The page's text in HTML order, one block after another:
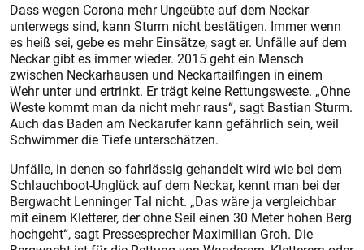
Dass wegen Corona mehr Ungeübte auf dem Neckar
unterwegs sind, kann Sturm nicht bestätigen. Immer wenn
es heiß sei, gebe es mehr Einsätze, sagt er. Unfälle auf dem
Neckar gibt es immer wieder. 2015 geht ein Mensch
zwischen Neckarhausen und Neckar­tailfin­gen in einem
Wehr unter und ertrinkt. Er trägt keine Rettungsweste. „Ohne
Weste kommt man da nicht mehr raus“, sagt Bas­tian Sturm.
Auch das Baden am Neckarufer kann gefährlich sein, weil
Schwimmer die Tiefe unter­schätzen.
Unfälle, in denen so fahrlässig gehandelt wird wie bei dem
Schlauchboot-Unglück auf dem Neckar, kennt man bei der
Bergwacht Lenninger Tal nicht. „Das wäre ja vergleichbar
mit einem Kletterer, der ohne Seil einen 30 Meter hohen Berg
hochgeht“, sagt Pressesprecher Maximilian Groh. Die